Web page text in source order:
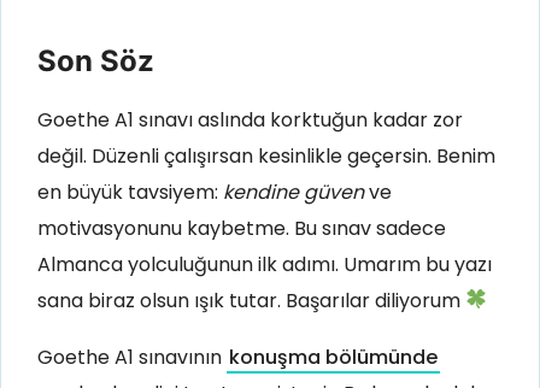
Son Söz
Goethe A1 sınavı aslında korktuğun kadar zor
değil. Düzenli çalışırsan kesinlikle geçersin. Benim
en büyük tavsiyem: kendine güvenve
motivasyonunu kaybetme. Bu sınav sadece
Almanca yolculuğunun ilk adımı. Umarım bu yazı
sana biraz olsun ışık tutar. Başarılar diliyorum
Goethe A1 sınavının konuşma bölümünde